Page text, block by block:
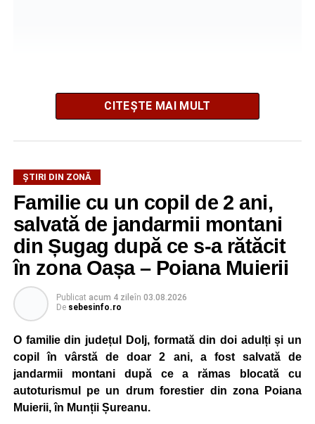
La ediția din acest an au participat peste 200 de cadre
didactice din întreaga țară. Printre participanți s-au aflat
profesori debutanți, profesori cu experiență, inspectori
școlari, directori de școli, consilieri școlari, educatori și
învățători, reprezentând aproape toate disciplinele din
sistemul de învățământ.
Participare, consens și asumare în școală
Tema ediției din acest an a pornit de la convingerea că
importante resurse: experiența profesorilor. Provocarea nu
este lipsa ideilor, ci identificarea unor contexte în care
acestea să poată fi ascultate, validate și transformate în
proiecte comune.
CITEȘTE MAI MULT
ȘTIRI DIN ZONĂ
Familie cu un copil de 2 ani,
salvată de jandarmii montani
din Șugag după ce s-a rătăcit
în zona Oașa – Poiana Muierii
Publicat acum 4 zileîn 03.08.2026
De sebesinfo.ro
O familie din județul Dolj, formată din doi adulți și un
copil în vârstă de doar 2 ani, a fost salvată de
jandarmii montani după ce a rămas blocată cu
autoturismul pe un drum forestier din zona Poiana
Muierii, în Munții Șureanu.